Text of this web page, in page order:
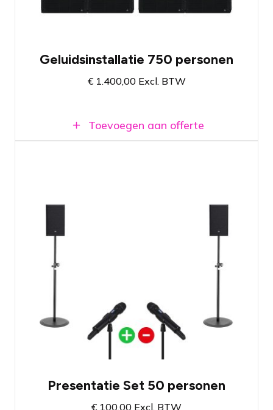
weergave van geluid en krachtige
basklanken
Geluidsinstallatie 750 personen
€1.400,00Excl. BTW
Toevoegen aan offerte
Spraakset voor presentaties rond de 50
Kies zelf het type en aantal microfoons
Bestaat uit twee speakers en een
mengtafel
Presentatie Set 50 personen
€ 100,00 Excl. BTW